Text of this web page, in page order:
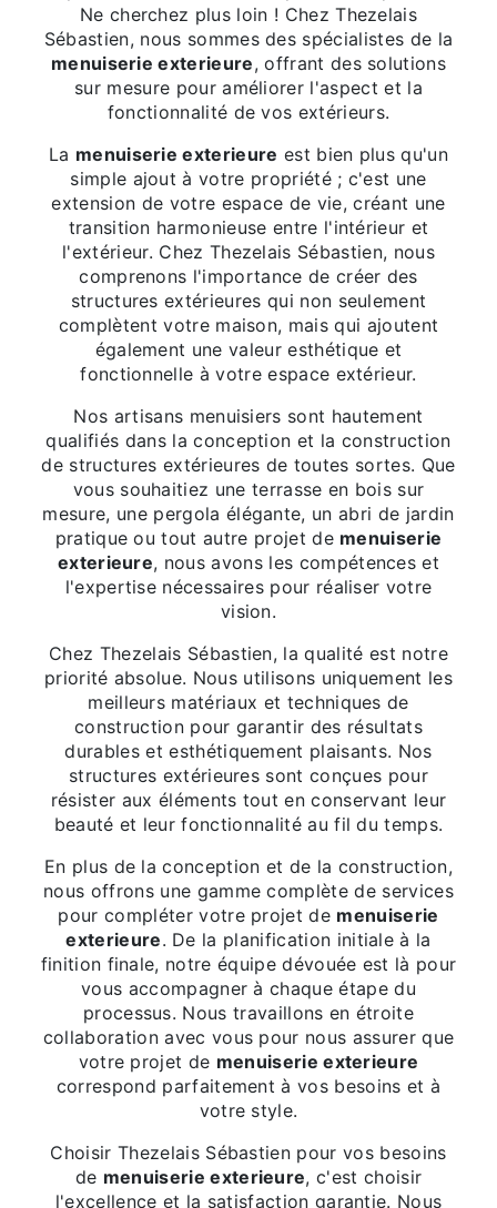
Ne cherchez plus loin ! Chez Thezelais
Sébastien, nous sommes des spécialistes de la
menuiserie exterieure, offrant des solutions
sur mesure pour améliorer l'aspect et la
fonctionnalité de vos extérieurs.
La menuiserie exterieure est bien plus qu'un
simple ajout à votre propriété ; c'est une
extension de votre espace de vie, créant une
transition harmonieuse entre l'intérieur et
l'extérieur. Chez Thezelais Sébastien, nous
comprenons l'importance de créer des
structures extérieures qui non seulement
complètent votre maison, mais qui ajoutent
également une valeur esthétique et
fonctionnelle à votre espace extérieur.
Nos artisans menuisiers sont hautement
qualifiés dans la conception et la construction
de structures extérieures de toutes sortes. Que
vous souhaitiez une terrasse en bois sur
mesure, une pergola élégante, un abri de jardin
pratique ou tout autre projet de menuiserie
exterieure, nous avons les compétences et
l'expertise nécessaires pour réaliser votre
vision.
Chez Thezelais Sébastien, la qualité est notre
priorité absolue. Nous utilisons uniquement les
meilleurs matériaux et techniques de
construction pour garantir des résultats
durables et esthétiquement plaisants. Nos
structures extérieures sont conçues pour
résister aux éléments tout en conservant leur
beauté et leur fonctionnalité au fil du temps.
En plus de la conception et de la construction,
nous offrons une gamme complète de services
pour compléter votre projet de menuiserie
exterieure. De la planification initiale à la
finition finale, notre équipe dévouée est là pour
vous accompagner à chaque étape du
processus. Nous travaillons en étroite
collaboration avec vous pour nous assurer que
votre projet de menuiserie exterieure
correspond parfaitement à vos besoins et à
votre style.
Choisir Thezelais Sébastien pour vos besoins
de menuiserie exterieure, c'est choisir
l'excellence et la satisfaction garantie. Nous